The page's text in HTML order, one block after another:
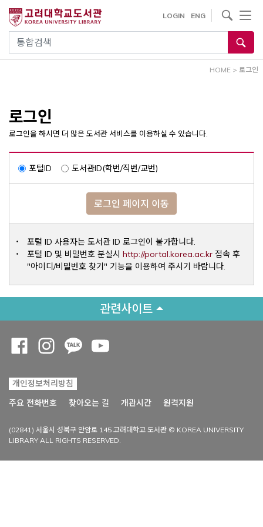
건
통합검색
LOGIN ENG
사이트내 검색
HOME > 로그인
로그인
로그인을 하시면 더 많은 도서관 서비스를 이용하실 수 있습니다.
포털ID 도서관ID(학번/직번/교번)
로그인 페이지 이동
포털 ID 사용자는 도서관 ID 로그인이 불가합니다.
포털 ID 및 비밀번호 분실시 http://portal.korea.ac.krOpens a
접속 후
"아이디/비밀번호 찾기" 기능을 이용하여 주시기 바랍니다.
관련사이트
개인정보처리방침
주요 전화번호
찾아오는 길 개관시간 원격지원
(02841) 서울시 성북구 안암로 145 고려대학교 도서관 © KOREA UNIVERSITY
LIBRARY ALL RIGHTS RESERVED.
Opens a new window
Opens a new window
Opens a new window